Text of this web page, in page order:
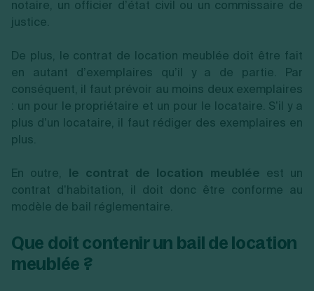
notaire, un officier d’état civil ou un commissaire de
justice.
De plus, le contrat de location meublée doit être fait
en autant d’exemplaires qu’il y a de partie. Par
conséquent, il faut prévoir au moins deux exemplaires
: un pour le propriétaire et un pour le locataire. S’il y a
plus d’un locataire, il faut rédiger des exemplaires en
plus.
En outre, le contrat de location meublée est un
contrat d’habitation, il doit donc être conforme au
modèle de bail réglementaire.
Que doit contenir un bail de location
meublée ?